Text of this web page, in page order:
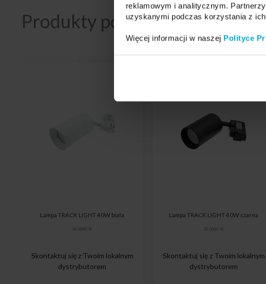
reklamowym i analitycznym.
uzyskanymi podczas korzystania z ich
Więcej informacji w naszej Polityce
Produkty powiązane
Lampa TRACK LIGHT 40W biała
20-0000-95
Skontaktuj się z Twoim lokalnym
dystrybutorem
Lampa TRACK LIGHT 40W czarna
20-0000-96
Skontaktuj się z Twoim lokalnym
dystrybutorem